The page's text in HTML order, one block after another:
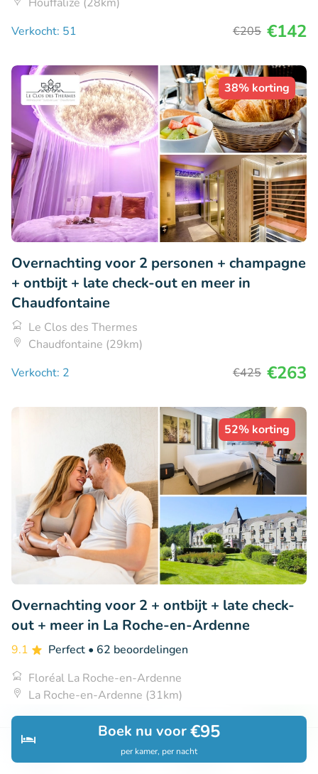
Zoeken Boekingen
Boek nu voor€95
per kamer, per nacht
Verkocht: 51
€205 €142
38% korting
Overnachting voor 2 personen + champagne
+ ontbijt + late check-out en meer in
Chaudfontaine
Le Clos des Thermes
Chaudfontaine (29km)
Verkocht: 2
€425 €263
52% korting
Overnachting voor 2 + ontbijt + late check-
out + meer in La Roche-en-Ardenne
9.1 Perfect • 62 beoordelingen
Floréal La Roche-en-Ardenne
La Roche-en-Ardenne (31km)
Verkocht: 729
€98